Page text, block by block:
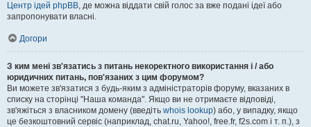
Центр ідей phpBB, де можна віддати свій голос за вже подані ідеї або
запропонувати власні.
Догори
З ким мені зв'язатись з питань некоректного використання і / або
юридичних питань, пов'язаних з цим форумом?
Ви можете зв'язатися з будь-яким з адміністраторів форуму, вказаних в
списку на сторінці "Наша команда". Якщо ви не отримаєте відповіді,
зв'яжіться з власником домену (введіть whois lookup) або, у випадку, якщо
це безкоштовний сервіс (наприклад, chat.ru, Yahoo!, free.fr, f2s.com і т. п.), з